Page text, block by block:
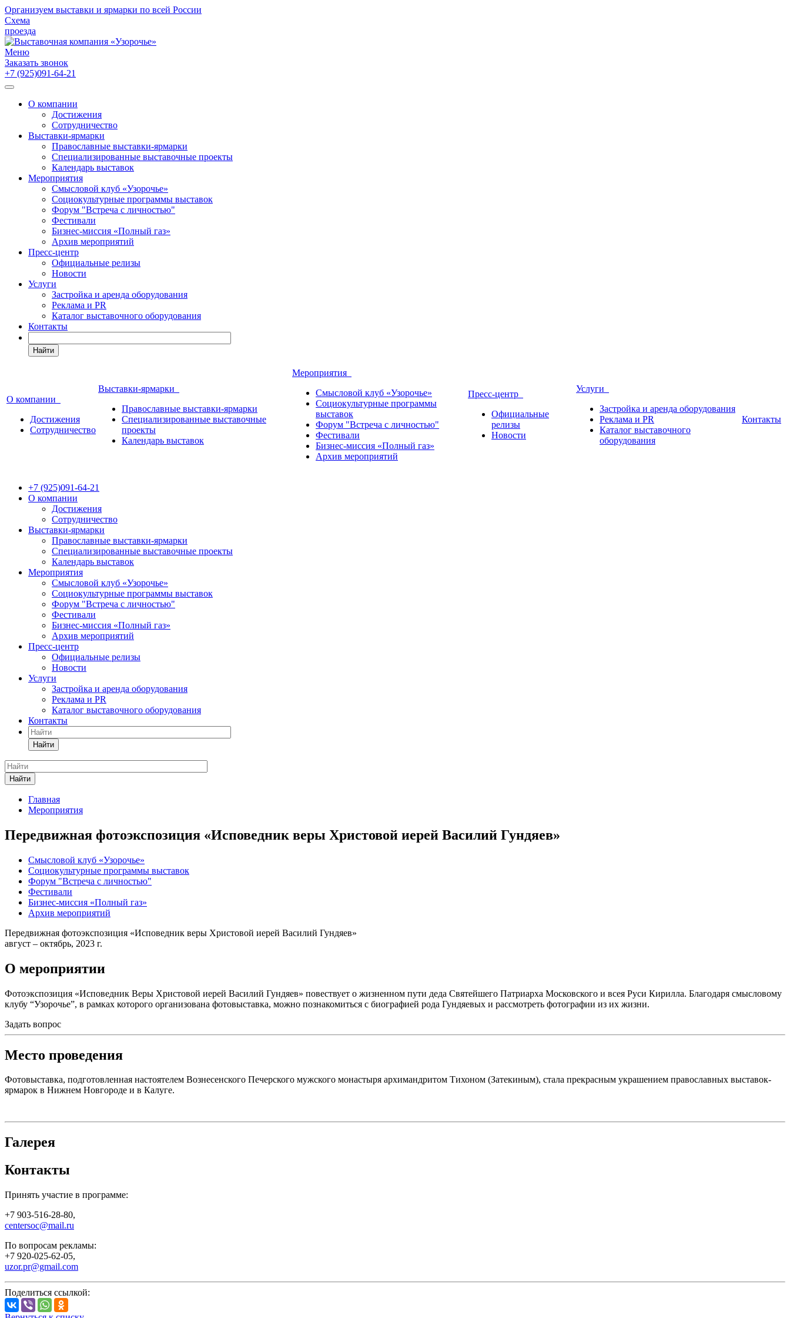
Организуем выставки и ярмарки по всей России
Схема
проезда
Меню
Заказать звонок
+7 (925)091-64-21
О компании
Достижения
Сотрудничество
Выставки-ярмарки
Православные выставки-ярмарки
Специализированные выставочные проекты
Календарь выставок
Мероприятия
Смысловой клуб «Узорочье»
Социокультурные программы выставок
Форум "Встреча с личностью"
Фестивали
Бизнес-миссия «Полный газ»
Архив мероприятий
Пресс-центр
Официальные релизы
Новости
Услуги
Застройка и аренда оборудования
Реклама и PR
Каталог выставочного оборудования
Контакты
Найти
О компании
Достижения
Сотрудничество
Выставки-ярмарки
Православные выставки-ярмарки
Специализированные выставочные
проекты
Календарь выставок
Мероприятия
Смысловой клуб «Узорочье»
Социокультурные программы
выставок
Форум "Встреча с личностью"
Фестивали
Бизнес-миссия «Полный газ»
Архив мероприятий
Пресс-центр
Официальные
релизы
Новости
Услуги
Застройка и аренда оборудования
Реклама и PR
Каталог выставочного
оборудования
Контакты
+7 (925)091-64-21
О компании
Достижения
Сотрудничество
Выставки-ярмарки
Православные выставки-ярмарки
Специализированные выставочные проекты
Календарь выставок
Мероприятия
Смысловой клуб «Узорочье»
Социокультурные программы выставок
Форум "Встреча с личностью"
Фестивали
Бизнес-миссия «Полный газ»
Архив мероприятий
Пресс-центр
Официальные релизы
Новости
Услуги
Застройка и аренда оборудования
Реклама и PR
Каталог выставочного оборудования
Контакты
Найти
Найти
Главная
Мероприятия
Передвижная фотоэкспозиция «Исповедник веры Христовой иерей Василий Гундяев»
Смысловой клуб «Узорочье»
Социокультурные программы выставок
Форум "Встреча с личностью"
Фестивали
Бизнес-миссия «Полный газ»
Архив мероприятий
Передвижная фотоэкспозиция «Исповедник веры Христовой иерей Василий Гундяев»
август – октябрь, 2023 г.
О мероприятии
Фотоэкспозиция «Исповедник Веры Христовой иерей Василий Гундяев» повествует о жизненном пути деда Святейшего Патриарха Московского и всея Руси Кирилла. Благодаря смысловому
клубу “Узорочье”, в рамках которого организована фотовыставка, можно познакомиться с биографией рода Гундяевых и рассмотреть фотографии из их жизни.
Задать вопрос
Место проведения
Фотовыставка, подготовленная настоятелем Вознесенского Печерского мужского монастыря архимандритом Тихоном (Затекиным), стала прекрасным украшением православных выставок-
ярмарок в Нижнем Новгороде и в Калуге.
Галерея
Контакты
Принять участие в программе:
+7 903-516-28-80,
centersoc@mail.ru
По вопросам рекламы:
+7 920-025-62-05,
uzor.pr@gmail.com
Поделиться ссылкой: